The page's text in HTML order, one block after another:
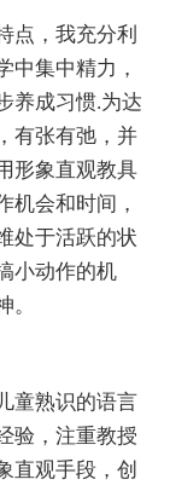
，我充分利
中集中精力，
养成习惯.为达
有张有弛，并
形象直观教具
机会和时间，
处于活跃的状
小动作的机
。
熟识的语言
验，注重教授
直观手段，创